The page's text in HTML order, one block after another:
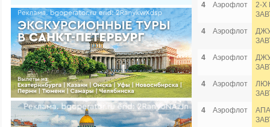
4
Аэрофлот
2-Х
4
Аэрофлот
4
Аэрофлот
4
Аэрофлот
4
Аэрофлот